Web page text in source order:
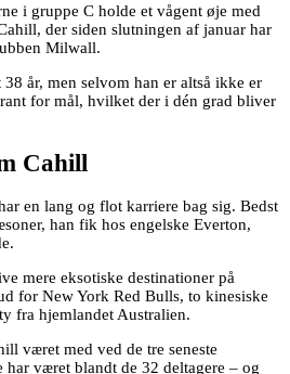
i gruppe C holde et vågent øje med
der siden slutningen af januar har
Milwall.
år, men selvom han er altså ikke er
for mål, hvilket der i dén grad bliver
Cahill
en lang og flot karriere bag sig. Bedst
han fik hos engelske Everton,
mere eksotiske destinationer på
for New York Red Bulls, to kinesiske
fra hjemlandet Australien.
været med ved de tre seneste
har været blandt de 32 deltagere – og